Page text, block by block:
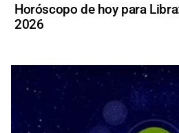
Horóscopo de hoy para
2026